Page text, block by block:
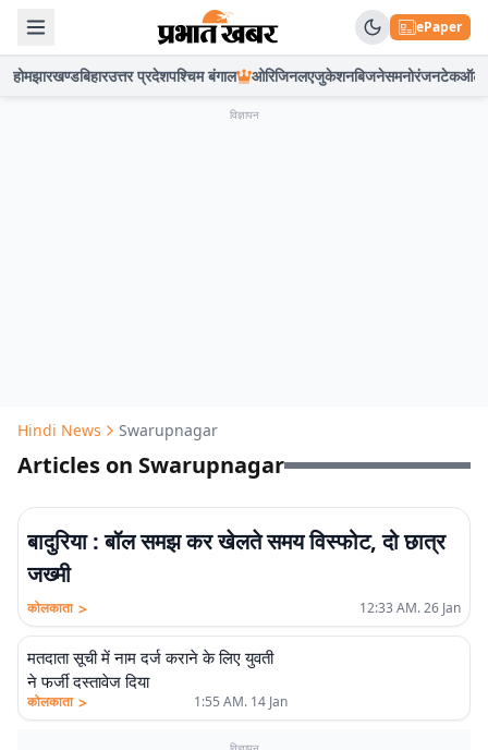
ePaper
होमझारखण्डबिहारउत्तर प्रदेशपश्चिम बंगाल ओरिजिनलएजुकेशनबिजनेसमनोरंजनटेकऑटो
विज्ञापन
Hindi News Swarupnagar
Articles on Swarupnagar
बादुरिया : बॉल समझ कर खेलते समय विस्फोट, दो छात्र
जख्मी
कोलकाता > 12:33 AM. 26 Jan
मतदाता सूची में नाम दर्ज कराने के लिए युवती
ने फर्जी दस्तावेज दिया
कोलकाता > 1:55 AM. 14 Jan